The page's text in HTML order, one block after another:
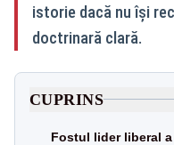
istorie dacă nu își
doctrinară clară.
CUPRINS
Fostul lider liberal